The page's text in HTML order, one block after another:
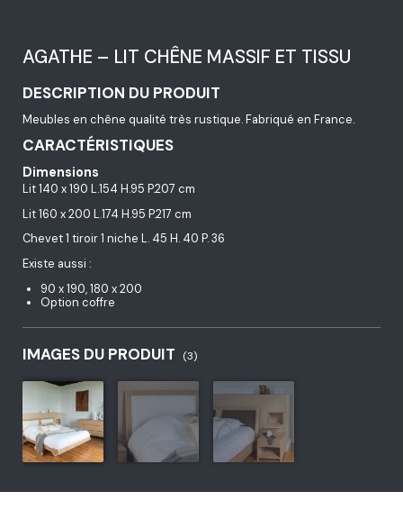
AGATHE – LIT CHÊNE MASSIF ET TISSU
DESCRIPTION DU PRODUIT
Meubles en chêne qualité très rustique. Fabriqué en France.
CARACTÉRISTIQUES
Dimensions
Lit 140 x 190 L.154 H.95 P.207 cm
Lit 160 x 200 L.174 H.95 P.217 cm
Chevet 1 tiroir 1 niche L. 45 H. 40 P. 36
Existe aussi :
90 x 190, 180 x 200
Option coffre
IMAGES DU PRODUIT (3)